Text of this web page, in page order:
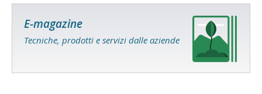
E-magazine
Tecniche, prodotti e servizi dalle aziende